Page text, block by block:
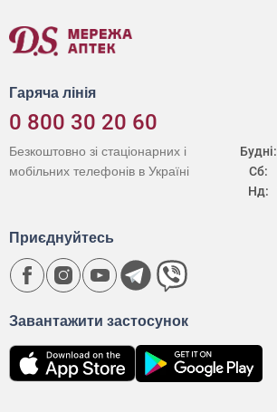
Гаряча лінія
0 800 30 20 60
Будні:
Сб:
Нд:
Безкоштовно зі стаціонарних і
мобільних телефонів в Україні
Завантажити застосунок
Приєднуйтесь